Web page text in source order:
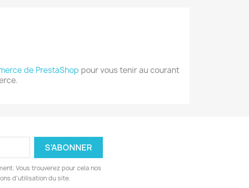
de PrestaShop pour vous tenir au courant
Vous trouverez pour cela nos
d'utilisation du site.